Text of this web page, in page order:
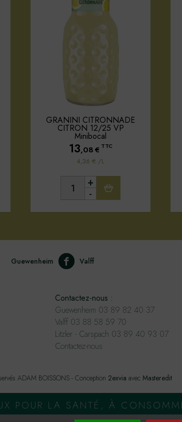
GRANINI CITRONNADE
CITRON 12/25 VP
Minibocal
13,08€ TTC
4,36 € /L
-
+
Guewenheim Valff
Contactez-nous :
Guewenheim 03 89 82 40 37
Valff 03 88 58 59 70
Litzler - Carspach 03 89 40 93 07
Contactez-nous
ADAM BOISSONS - Conception 2exvia avec Masteredit
POUR LA SANTÉ, À